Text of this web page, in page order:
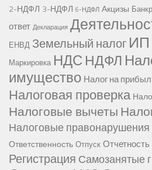
2-НДФЛ 3-НДФЛ 6-НДФЛ Акцизы
ответ Декларация
ЕНВД Земельный налог ИП
Маркировка НДС НДФЛ
имущество Налог на
Налоговая проверка
Налоговые вычеты
Налоговые правонарушения
Ответственность Отпуск Отчетность
Регистрация Самозанятые